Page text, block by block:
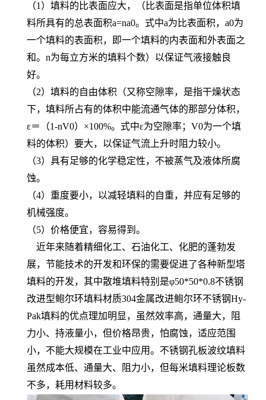
（1）填料的比表面应大，（比表面是指单位体积填
料所具有的总表面积a=na0。式中a为比表面积，a0为
一个填料的表面积，即一个填料的内表面和外表面之
和。n为每立方米的填料个数）以保证气液接触良
好。
（2）填料的自由体积（又称空隙率，是指干燥状态
下，填料所占有的体积中能流通气体的那部分体积，
ε＝（1-nV0）×100%。式中ε为空隙率；V0为一个填
料的体积）要大，以保证气流上升时阻力较小。
（3）具有足够的化学稳定性，不被蒸气及液体所腐
蚀。
（4）重度要小，以减轻填料的自重，并应有足够的
机械强度。
（5）价格便宜，容易得到。
近年来随着精细化工、石油化工、化肥的蓬勃发
展，节能技术的开发和环保的需要促进了各种新型塔
填料的开发，其中散堆填料特别是φ50*50*0.8不锈钢
改进型鲍尔环填料材质304金属改进鲍尔环不锈钢Hy-
Pak填料的优点理加明显，虽然效率高，通量大，阻
力小、持液量小，但价格昂贵，怕腐蚀，适应范围
小，不能大规模在工业中应用。不锈钢孔板波纹填料
虽然成本低、通量大、阻力小，但每米填料理论板数
不多，耗用材料较多。